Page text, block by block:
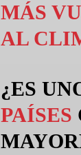
MÁS
AL
¿ES
PAÍSES